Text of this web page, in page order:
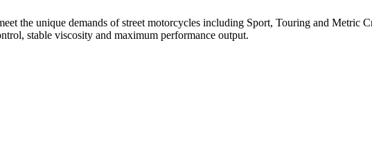
the unique demands of street motorcycles including Sport, Touring and Metric
stable viscosity and maximum performance output.